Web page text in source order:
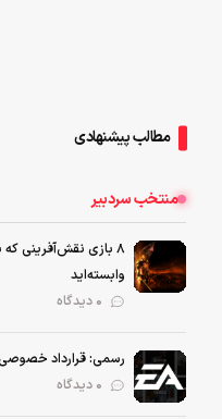
مطالب پیشنهادی
منتخب سردبیر
۸ بازی نقش‌آفرینی
وابسته‌اید
رسمی: قرارداد